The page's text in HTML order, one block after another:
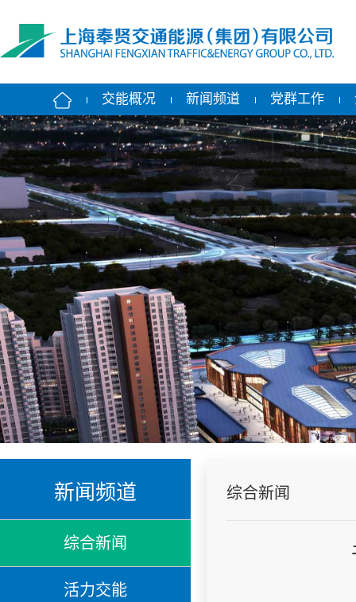
交能概况 新闻频道 党群工作
新闻频道
综合新闻
活力交能
综合新闻